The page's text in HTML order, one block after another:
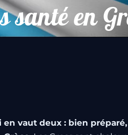
en
en vaut deux : bien